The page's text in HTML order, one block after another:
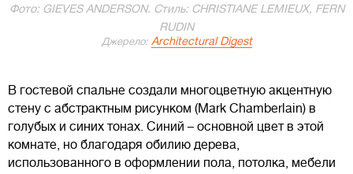
Фото: GIEVES ANDERSON. Стиль: CHRISTIANE LEMIEUX, FERN
RUDIN
Джерело: Architectural Digest
В гостевой спальне создали многоцветную акцентную
стену с абстрактным рисунком (Mark Chamberlain) в
голубых и синих тонах. Синий – основной цвет в этой
комнате, но благодаря обилию дерева,
использованного в оформлении пола, потолка, мебели